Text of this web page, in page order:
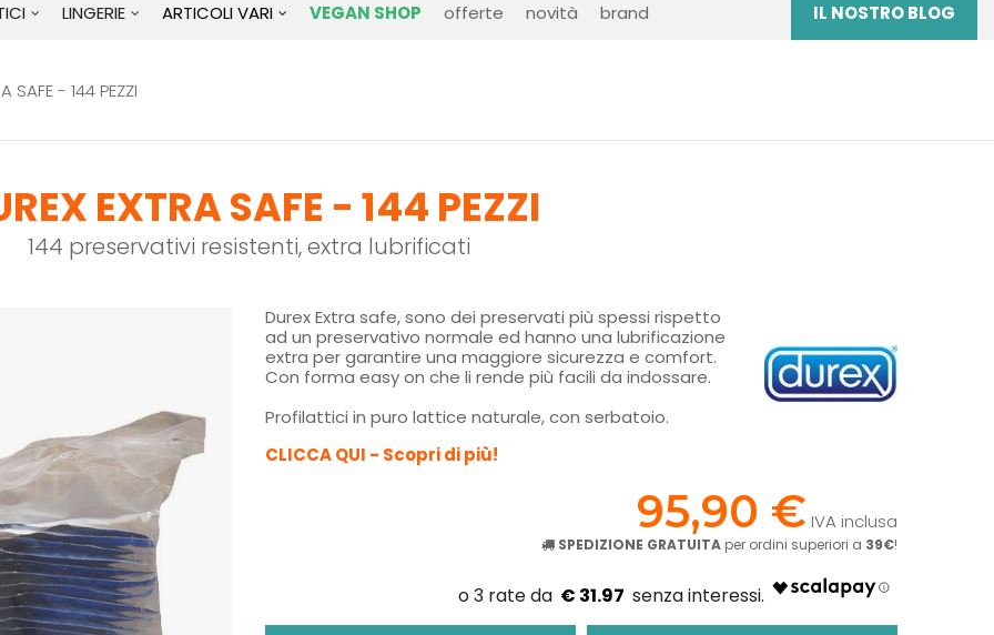
LINGERIE ARTICOLI VARI VEGAN SHOP offerte novità brand IL NOSTRO BLOG
SAFE - 144 PEZZI
EXTRA SAFE - 144 PEZZI
144 preservativi resistenti, extra lubrificati
Durex Extra safe, sono dei preservati più spessi rispetto
ad un preservativo normale ed hanno una lubrificazione
extra per garantire una maggiore sicurezza e comfort.
Con forma easy on che li rende più facili da indossare.
Profilattici in puro lattice naturale, con serbatoio.
CLICCA QUI - Scopri di più!
95,90 € IVA inclusa
SPEDIZIONE GRATUITA per ordini superiori a 39€!
€ 31.97